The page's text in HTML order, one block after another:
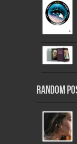
Random